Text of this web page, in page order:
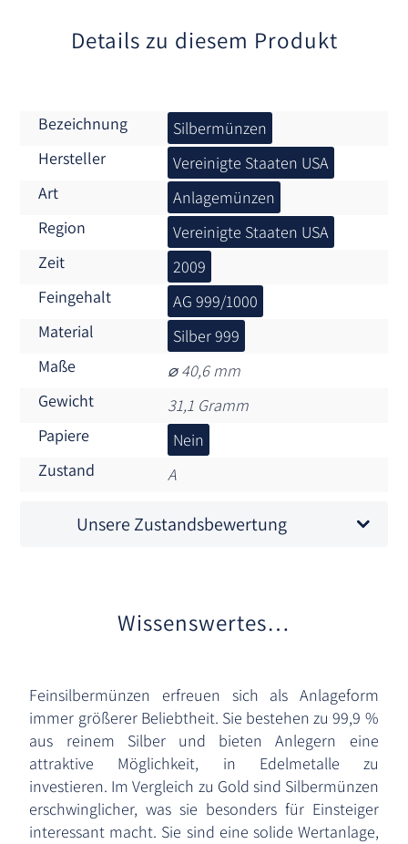
Details zu diesem Produkt
Bezeichnung
Silbermünzen
Hersteller
Vereinigte Staaten USA
Art
Anlagemünzen
Region
Vereinigte Staaten USA
Zeit
2009
Feingehalt
AG 999/1000
Material
Silber 999
Maße
⌀ 40,6 mm
Gewicht
31,1 Gramm
Papiere
Nein
Zustand
A
Unsere Zustandsbewertung
Wissenswertes…
Feinsilbermünzen erfreuen sich als Anlageform
immer größerer Beliebtheit. Sie bestehen zu 99,9 %
aus reinem Silber und bieten Anlegern eine
attraktive Möglichkeit, in Edelmetalle zu
investieren. Im Vergleich zu Gold sind Silbermünzen
erschwinglicher, was sie besonders für Einsteiger
interessant macht. Sie sind eine solide Wertanlage,